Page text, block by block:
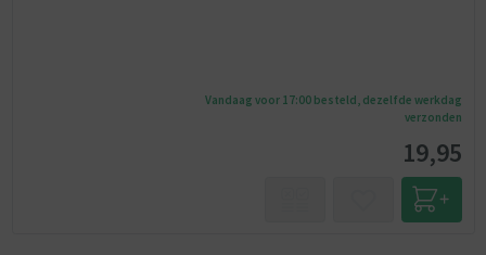
Vandaag voor 17:00 besteld, dezelfde werkdag
verzonden
19,95